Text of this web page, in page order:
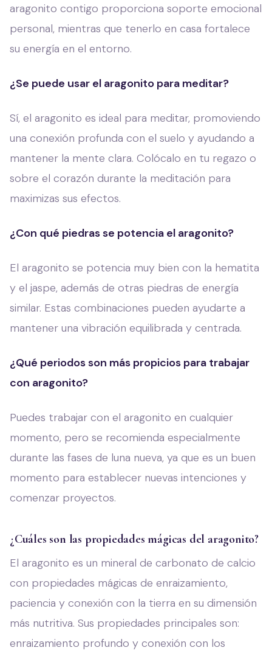
aragonito contigo proporciona soporte emocional
personal, mientras que tenerlo en casa fortalece
su energía en el entorno.
¿Se puede usar el aragonito para meditar?
Sí, el aragonito es ideal para meditar, promoviendo
una conexión profunda con el suelo y ayudando a
mantener la mente clara. Colócalo en tu regazo o
sobre el corazón durante la meditación para
maximizas sus efectos.
¿Con qué piedras se potencia el aragonito?
El aragonito se potencia muy bien con la hematita
y el jaspe, además de otras piedras de energía
similar. Estas combinaciones pueden ayudarte a
mantener una vibración equilibrada y centrada.
¿Qué periodos son más propicios para trabajar
con aragonito?
Puedes trabajar con el aragonito en cualquier
momento, pero se recomienda especialmente
durante las fases de luna nueva, ya que es un buen
momento para establecer nuevas intenciones y
comenzar proyectos.
¿Cuáles son las propiedades mágicas del aragonito?
El aragonito es un mineral de carbonato de calcio
con propiedades mágicas de enraizamiento,
paciencia y conexión con la tierra en su dimensión
más nutritiva. Sus propiedades principales son:
enraizamiento profundo y conexión con los